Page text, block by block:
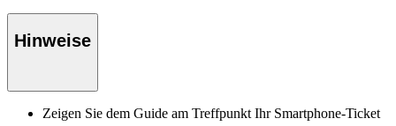
Hinweise
Zeigen Sie dem Guide am Treffpunkt Ihr Smartphone-Ticket